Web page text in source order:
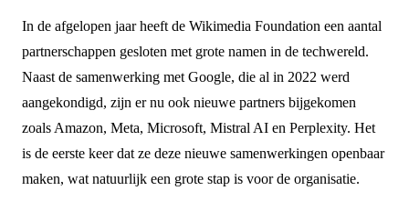
In de afgelopen jaar heeft de Wikimedia Foundation een aantal
partnerschappen gesloten met grote namen in de techwereld.
Naast de samenwerking met Google, die al in 2022 werd
aangekondigd, zijn er nu ook nieuwe partners bijgekomen
zoals Amazon, Meta, Microsoft, Mistral AI en Perplexity. Het
is de eerste keer dat ze deze nieuwe samenwerkingen openbaar
maken, wat natuurlijk een grote stap is voor de organisatie.